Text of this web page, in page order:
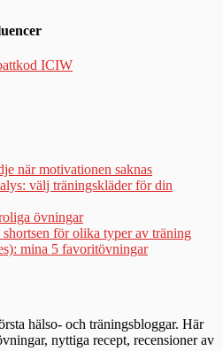
när motivationen saknas
välj träningskläder för din
övningar
för olika typer av träning
mina 5 favoritövningar
hälso- och träningsbloggar. Här
nyttiga recept, recensioner av